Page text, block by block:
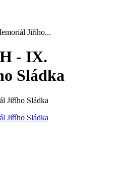
Jiřího...
- IX.
Sládka
Jiřího Sládka
Jiřího Sládka